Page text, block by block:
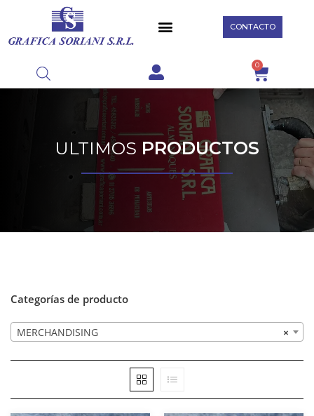
CONTACTO
0
ULTIMOS PRODUCTOS
Categorías de producto
×
MERCHANDISING